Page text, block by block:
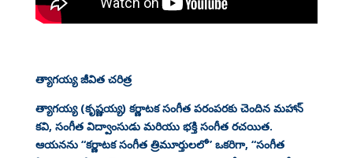
త్యాగయ్య జీవిత చరిత్ర
త్యాగయ్య (కృష్ణయ్య) కర్ణాటక సంగీత పరంపరకు చెందిన మహాన్
కవి, సంగీత విద్వాంసుడు మరియు భక్తి సంగీత రచయిత.
ఆయనను “కర్ణాటక సంగీత త్రిమూర్తులలో” ఒకరిగా, “సంగీత